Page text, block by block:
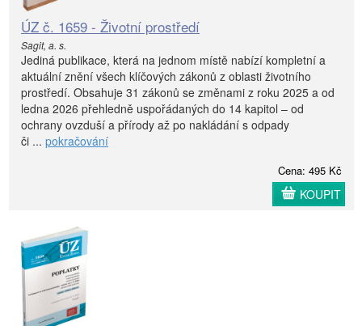
ÚZ č. 1659 - Životní prostředí
Sagit, a. s.
Jediná publikace, která na jednom místě nabízí kompletní a
aktuální znění všech klíčových zákonů z oblasti životního
prostředí. Obsahuje 31 zákonů se změnami z roku 2025 a od
ledna 2026 přehledně uspořádaných do 14 kapitol – od
ochrany ovzduší a přírody až po nakládání s odpady
či ... pokračování
Cena: 495 Kč
KOUPIT